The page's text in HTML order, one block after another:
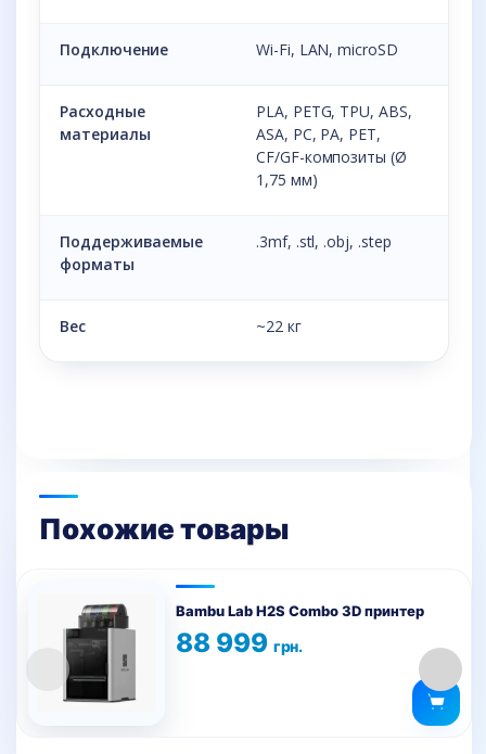
Подключение Wi-Fi, LAN, microSD
Расходные
материалы
PLA, PETG, TPU, ABS,
ASA, PC, PA, PET,
CF/GF-композиты (Ø
1,75 мм)
Поддерживаемые
форматы
.3mf, .stl, .obj, .step
Вес ~22 кг
Похожие товары
Bambu Lab H2S Combo 3D принтер
88 999 грн.